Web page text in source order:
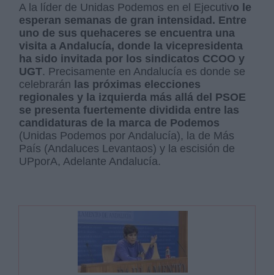
A la líder de Unidas Podemos en el Ejecutivo le
esperan semanas de gran intensidad. Entre
uno de sus quehaceres se encuentra una
visita a Andalucía, donde la vicepresidenta
ha sido invitada por los sindicatos CCOO y
UGT. Precisamente en Andalucía es donde se
celebrarán las próximas elecciones
regionales y la izquierda más allá del PSOE
se presenta fuertemente dividida entre las
candidaturas de la marca de Podemos
(Unidas Podemos por Andalucía), la de Más
País (Andaluces Levantaos) y la escisión de
UPporA, Adelante Andalucía.